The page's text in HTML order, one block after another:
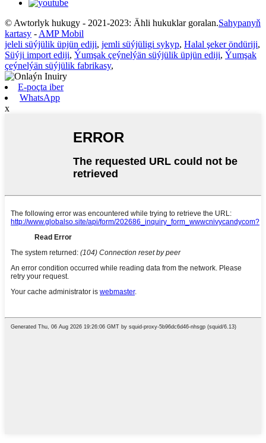
© Awtorlyk hukugy - 2021-2023: Ähli hukuklar goralan.Sahypanyň
kartasy - AMP Mobil
jeleli süýjülik üpjün ediji, jemli süýjüligi sykyp, Halal şeker öndüriji,
Süýji import ediji, Ýumşak çeýnelýän süýjülik üpjün ediji, Ýumşak
çeýnelýän süýjülik fabrikasy,
E-poçta iber
WhatsApp
x